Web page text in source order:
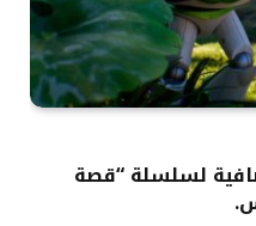
لسلسلة “قصة